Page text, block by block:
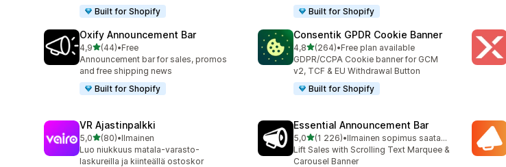
Built for Shopify
Built for Shopify
Oxify Announcement Bar
4,9/ 5 tähteä
(44)
44 arvostelua yhteensä
•Free
Announcement bar for sales, promos
and free shipping news
Built for Shopify
Consentik GPDR Cookie Banner
4,8/ 5 tähteä
(264)
264 arvostelua yhteensä
•Free plan available
GDPR/CCPA Cookie banner for GCM
v2, TCF & EU Withdrawal Button
Built for Shopify
VR Ajastinpalkki
5,0/ 5 tähteä
(80)
80 arvostelua yhteensä
•Ilmainen
Luo niukkuus matala-varasto-
laskureilla ja kiinteällä ostoskor
Essential Announcement Bar
5,0/ 5 tähteä
(1 226)
1226 arvostelua yhteensä
•
Ilmainen sopimus saatavilla
Lift Sales with Scrolling Text Marquee &
Carousel Banner